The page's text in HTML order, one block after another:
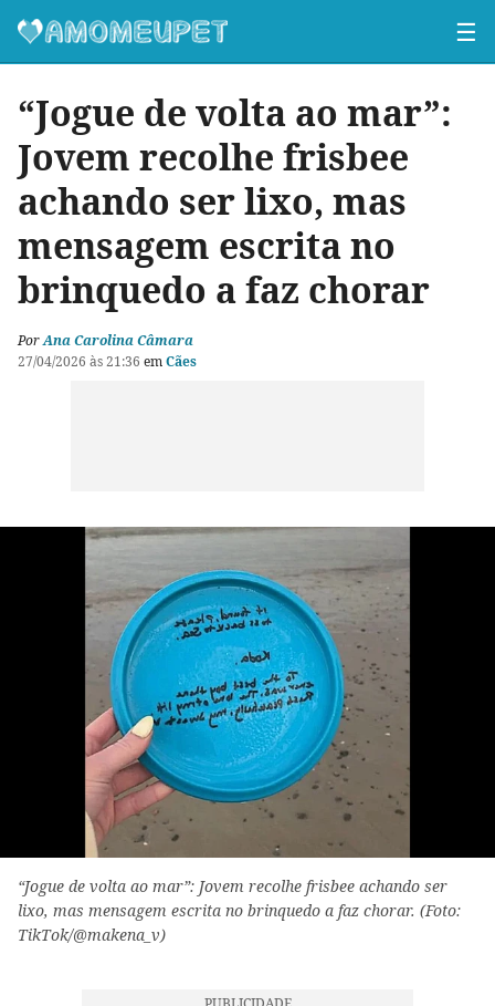
☰
“Jogue de volta ao mar”:
Jovem recolhe frisbee
achando ser lixo, mas
mensagem escrita no
brinquedo a faz chorar
PorAna Carolina Câmara
27/04/2026 às 21:36 emCães
“Jogue de volta ao mar”: Jovem recolhe frisbee achando ser
lixo, mas mensagem escrita no brinquedo a faz chorar. (Foto:
TikTok/@makena_v)